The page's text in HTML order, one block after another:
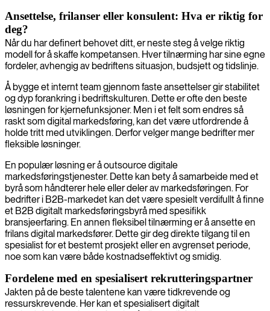
Ansettelse, frilanser eller konsulent: Hva er riktig for
deg?
Når du har definert behovet ditt, er neste steg å velge riktig
modell for å skaffe kompetansen. Hver tilnærming har sine egne
fordeler, avhengig av bedriftens situasjon, budsjett og tidslinje.
Å bygge et internt team gjennom faste ansettelser gir stabilitet
og dyp forankring i bedriftskulturen. Dette er ofte den beste
løsningen for kjernefunksjoner. Men i et felt som endres så
raskt som digital markedsføring, kan det være utfordrende å
holde tritt med utviklingen. Derfor velger mange bedrifter mer
fleksible løsninger.
En populær løsning er å outsource digitale
markedsføringstjenester. Dette kan bety å samarbeide med et
byrå som håndterer hele eller deler av markedsføringen. For
bedrifter i B2B-markedet kan det være spesielt verdifullt å finne
et B2B digitalt markedsføringsbyrå med spesifikk
bransjeerfaring. En annen fleksibel tilnærming er å ansette en
frilans digital markedsfører. Dette gir deg direkte tilgang til en
spesialist for et bestemt prosjekt eller en avgrenset periode,
noe som kan være både kostnadseffektivt og smidig.
Fordelene med en spesialisert rekrutteringspartner
Jakten på de beste talentene kan være tidkrevende og
ressurskrevende. Her kan et spesialisert digitalt